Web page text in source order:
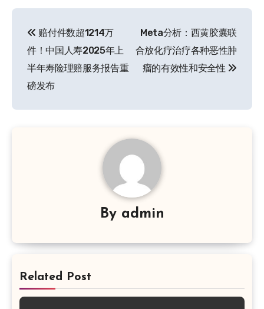
章
导
航
赔付件数超1214万
件！中国人寿2025年上
半年寿险理赔服务报告重
磅发布
Meta分析：西黄胶囊联
合放化疗治疗各种恶性肿
瘤的有效性和安全性
By admin
Related Post